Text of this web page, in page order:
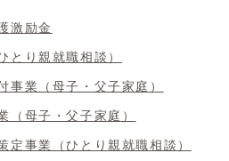
激励金
とり親就職相談）
事業（母子・父子家庭）
（母子・父子家庭）
定事業（ひとり親就職相談）